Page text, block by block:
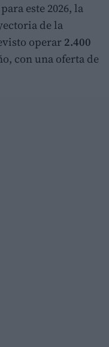
este 2026, la
de la
operar 2.400
con una oferta de